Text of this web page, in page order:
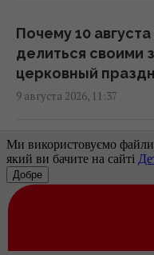
Похолодание в
нюанс, - синоптик
10:03 пятница, 07 августа
синоптики
(карта)
Синоптик
Почему 10
делиться своими
церковный
9 августа 2026, 11:37
День ветеринара
искренних
каждого